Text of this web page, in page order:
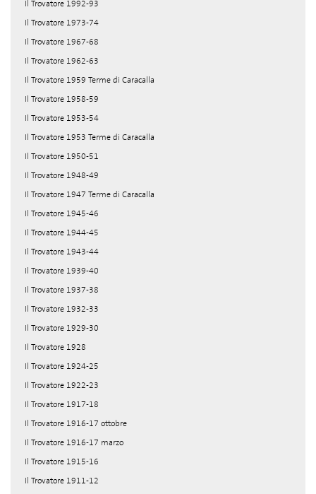
Il Trovatore 1992-93
Il Trovatore 1973-74
Il Trovatore 1967-68
Il Trovatore 1962-63
Il Trovatore 1959 Terme di Caracalla
Il Trovatore 1958-59
Il Trovatore 1953-54
Il Trovatore 1953 Terme di Caracalla
Il Trovatore 1950-51
Il Trovatore 1948-49
Il Trovatore 1947 Terme di Caracalla
Il Trovatore 1945-46
Il Trovatore 1944-45
Il Trovatore 1943-44
Il Trovatore 1939-40
Il Trovatore 1937-38
Il Trovatore 1932-33
Il Trovatore 1929-30
Il Trovatore 1928
Il Trovatore 1924-25
Il Trovatore 1922-23
Il Trovatore 1917-18
Il Trovatore 1916-17 ottobre
Il Trovatore 1916-17 marzo
Il Trovatore 1915-16
Il Trovatore 1911-12